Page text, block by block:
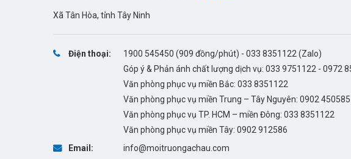
Xã Tân Hòa, tỉnh Tây Ninh
Điện thoại: 1900 545450 (909 đồng/phút) - 033 8351122 (Zalo)
Góp ý & Phản ánh chất lượng dịch vụ: 033 9751122 - 0972
Văn phòng phục vụ miền Bắc: 033 8351122
Văn phòng phục vụ miền Trung – Tây Nguyên: 0902 450585
Văn phòng phục vụ TP. HCM – miền Đông: 033 8351122
Văn phòng phục vụ miền Tây: 0902 912586
Email:
info@moitruongachau.com